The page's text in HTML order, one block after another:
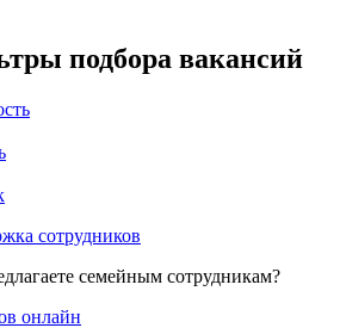
подбора вакансий
сотрудников
семейным сотрудникам?
онлайн